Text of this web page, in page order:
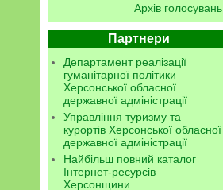
Архів голосувань
Партнери
Департамент реалізації
гуманітарної політики
Херсонської обласної
державної адміністрації
Управління туризму та
курортів Херсонської обласної
державної адміністрації
Найбільш повний каталог
Інтернет-ресурсів
Херсонщини